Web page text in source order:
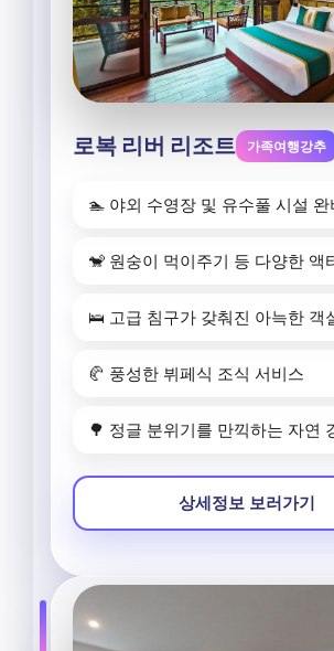
로복 리버 리조트 가족여행강추
🏊 야외 수영장 및 유수풀 시설 완
🐒 원숭이 먹이주기 등 다양한 액
🛌 고급 침구가 갖춰진 아늑한 객
🥐 풍성한 뷔페식 조식 서비스
🌳 정글 분위기를 만끽하는 자연
상세정보 보러가기